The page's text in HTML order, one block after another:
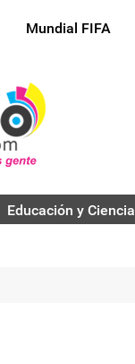
Mundial FIFA
Educación y Ciencia